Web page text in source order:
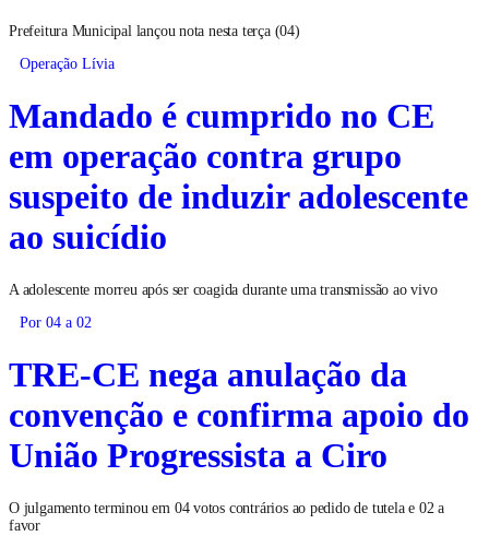
Prefeitura Municipal lançou nota nesta terça (04)
Operação Lívia
Mandado é cumprido no CE
em operação contra grupo
suspeito de induzir adolescente
ao suicídio
A adolescente morreu após ser coagida durante uma transmissão ao vivo
Por 04 a 02
TRE-CE nega anulação da
convenção e confirma apoio do
União Progressista a Ciro
O julgamento terminou em 04 votos contrários ao pedido de tutela e 02 a
favor